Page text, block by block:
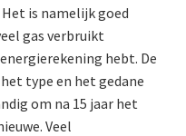
is namelijk goed
gas verbruikt
hebt. De
type en het gedane
om na 15 jaar het
Veel